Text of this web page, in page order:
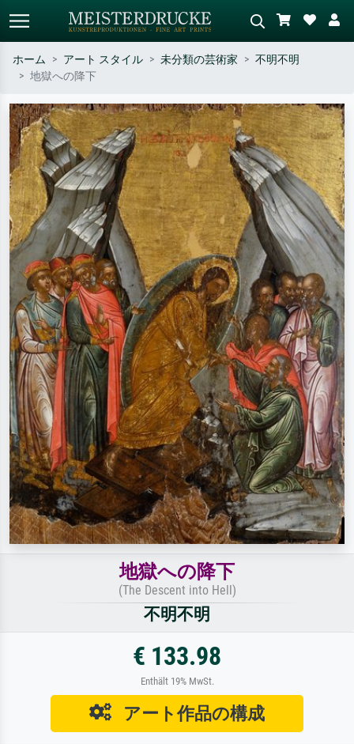
作家名・作品名・スタイルで検索
– 例：モネ、星月夜、印象派、北
斎の波、ヌード。
シーンを説明してください – 例：
緑の草原、赤の多い抽象画、暗い
油絵、木のそばの立ち姿のヌー
ド。
ホーム アート スタイル 未分類の芸術家
不明不明
地獄への降下
地獄への降下
(The Descent into Hell)
不明不明
€ 133.98
Enthält 19% MwSt.
アート作品の構成